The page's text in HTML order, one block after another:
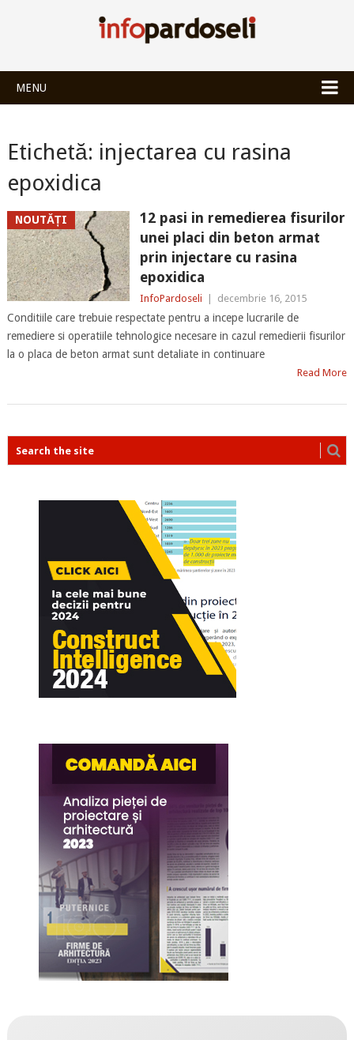
MENU
Etichetă: injectarea cu rasina
epoxidica
NOUTĂȚI
12 pasi in remedierea fisurilor
unei placi din beton armat
prin injectare cu rasina
epoxidica
InfoPardoseli decembrie 16, 2015
Conditiile care trebuie respectate pentru a incepe lucrarile de
remediere si operatiile tehnologice necesare in cazul remedierii fisurilor
la o placa de beton armat sunt detaliate in continuare
Read More
POSTS
NAVIGATION